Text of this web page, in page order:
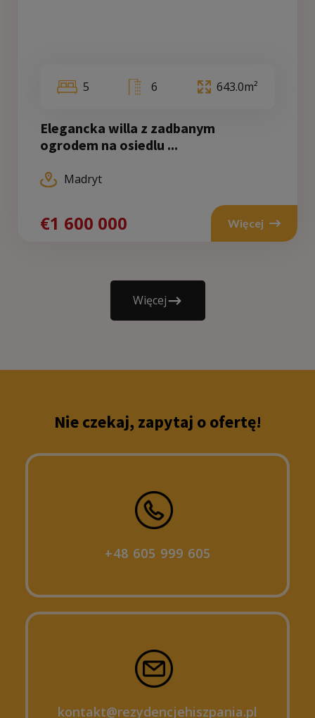
5 6 643.0m²
Elegancka willa z zadbanym
ogrodem na osiedlu ...
Madryt
€1 600 000 Więcej
Więcej
Nie czekaj, zapytaj o ofertę!
+48 605 999 605
kontakt@rezydencjehiszpania.pl